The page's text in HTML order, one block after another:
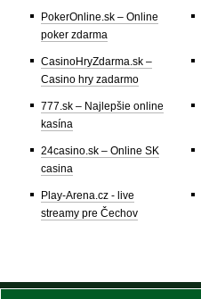
PokerOnline.sk – Online
poker zdarma
CasinoHryZdarma.sk –
Casino hry zadarmo
777.sk – Najlepšie online
kasína
24casino.sk – Online SK
casina
Play-Arena.cz - live
streamy pre Čechov